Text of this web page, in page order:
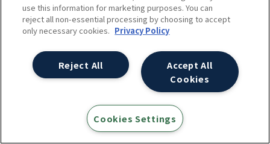
会社案内
セキュリティ・プライバシーポリシー
use this information for marketing purposes. You can
reject all non-essential processing by choosing to accept
only necessary cookies. Privacy Policy
Accept All
Cookies
Reject All
Cookies Settings